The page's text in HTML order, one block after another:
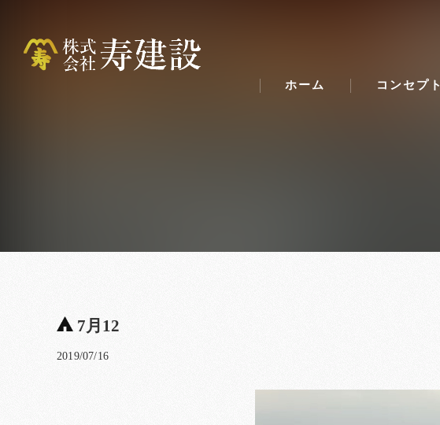
ホーム コンセプト
7月12
2019/07/16